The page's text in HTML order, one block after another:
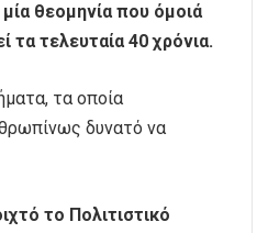
θεομηνία που όμοιά
τα τελευταία 40 χρόνια.
τα οποία
δυνατό να
το Πολιτιστικό